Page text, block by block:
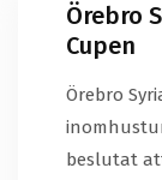
Örebro
Cupen
Örebro
beslutat